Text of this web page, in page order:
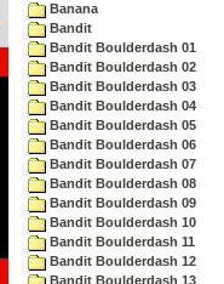
Banana
Bandit
Bandit Boulderdash 01
Bandit Boulderdash 02
Bandit Boulderdash 03
Bandit Boulderdash 04
Bandit Boulderdash 05
Bandit Boulderdash 06
Bandit Boulderdash 07
Bandit Boulderdash 08
Bandit Boulderdash 09
Bandit Boulderdash 10
Bandit Boulderdash 11
Bandit Boulderdash 12
Bandit Boulderdash 13